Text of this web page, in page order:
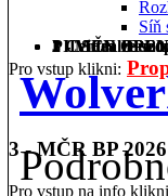
Síň
1 - Videa ze
2 Central
3 - MČR BP
PILSEN
Pro vstup klikni:
3 - MČR BP
Pro vstup na info